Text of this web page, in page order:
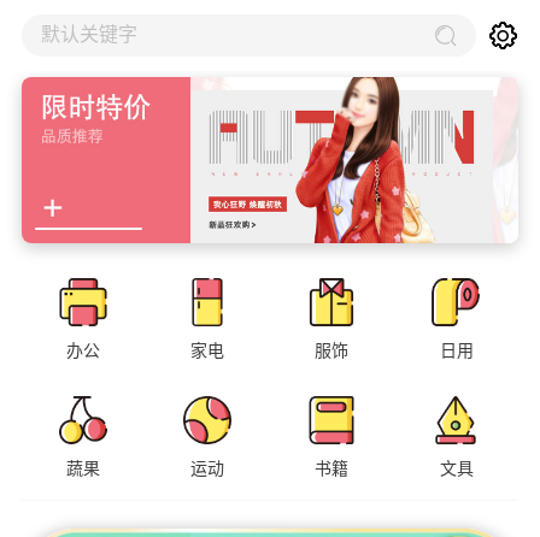
默认关键字
办公 家电 服饰 日用
蔬果 运动 书籍 文具